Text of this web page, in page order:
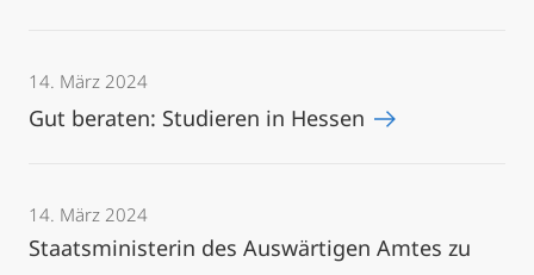
14. März 2024
Gut beraten: Studieren in Hessen
14. März 2024
Staatsministerin des Auswärtigen Amtes zu